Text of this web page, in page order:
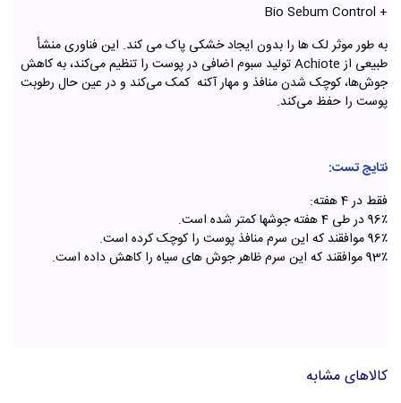
+ Bio Sebum Control
به طور موثر لک ها را بدون ایجاد خشکی پاک می کند. این فناوری منشأ
طبیعی از Achiote تولید سبوم اضافی در پوست را تنظیم می‌کند، به کاهش
جوش‌ها، کوچک شدن منافذ و مهار آکنه کمک می‌کند و در عین حال رطوبت
پوست را حفظ می‌کند.
نتایج تست:
فقط در 4 هفته:
96٪ در طی 4 هفته جوشها کمتر شده است.
96٪ موافقند که این سرم منافذ پوست را کوچک کرده است.
93٪ موافقند که این سرم ظاهر جوش های سیاه را کاهش داده است.
کالاهای مشابه